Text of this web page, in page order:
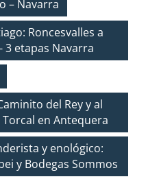
– Navarra
Roncesvalles a
3 etapas Navarra
del Rey y al
en Antequera
y enológico:
y Bodegas Sommos